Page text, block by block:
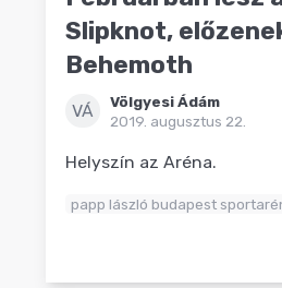
Slipknot,
Behemoth
VÁ
Völgyesi Ádám
2019. augusztus 22.
Helyszín az Aréna.
papp lászló budapest